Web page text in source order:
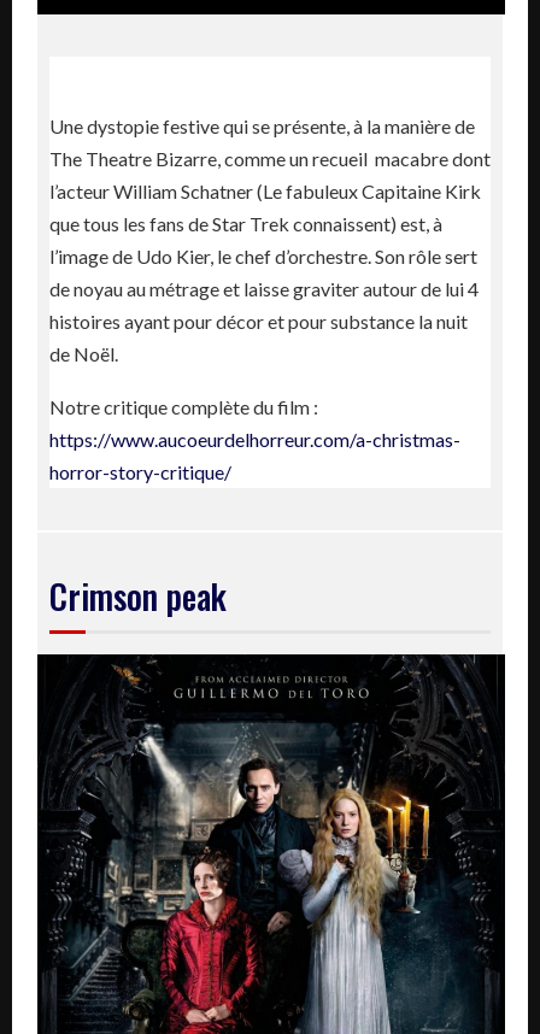
Une dystopie festive qui se présente, à la manière de
The Theatre Bizarre, comme un recueil macabre dont
l’acteur William Schatner (Le fabuleux Capitaine Kirk
que tous les fans de Star Trek connaissent) est, à
l’image de Udo Kier, le chef d’orchestre. Son rôle sert
de noyau au métrage et laisse graviter autour de lui 4
histoires ayant pour décor et pour substance la nuit
de Noël.
Notre critique complète du film :
https://www.aucoeurdelhorreur.com/a-christmas-
horror-story-critique/
Crimson peak